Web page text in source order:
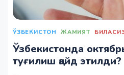
ЎЗБЕКИСТОН ЖАМИЯТ
Ўзбекистонда
туғилиш қайд этилди?